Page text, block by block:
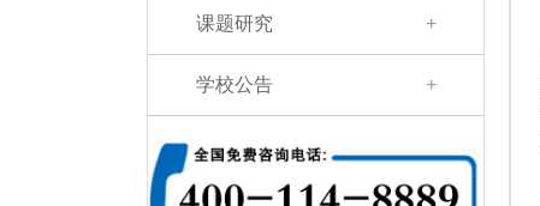
+
课题研究
+
学校公告